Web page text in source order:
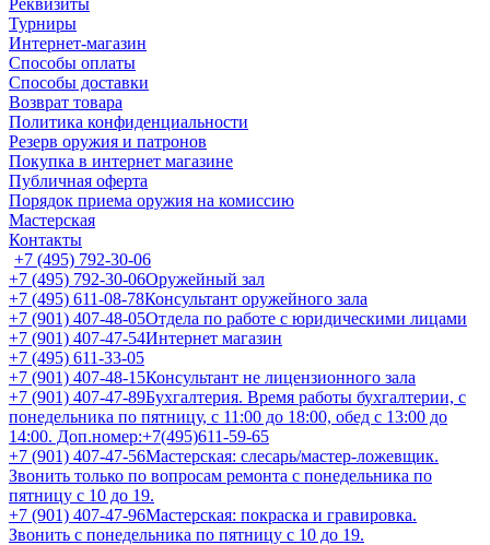
Реквизиты
Турниры
Интернет-магазин
Способы оплаты
Способы доставки
Возврат товара
Политика конфиденциальности
Резерв оружия и патронов
Покупка в интернет магазине
Публичная оферта
Порядок приема оружия на комиссию
Мастерская
Контакты
+7 (495) 792-30-06
+7 (495) 792-30-06Оружейный зал
+7 (495) 611-08-78Консультант оружейного зала
+7 (901) 407-48-05Отдела по работе с юридическими лицами
+7 (901) 407-47-54Интернет магазин
+7 (495) 611-33-05
+7 (901) 407-48-15Консультант не лицензионного зала
+7 (901) 407-47-89Бухгалтерия. Время работы бухгалтерии, с
понедельника по пятницу, с 11:00 до 18:00, обед с 13:00 до
14:00. Доп.номер:+7(495)611-59-65
+7 (901) 407-47-56Мастерская: слесарь/мастер-ложевщик.
Звонить только по вопросам ремонта с понедельника по
пятницу с 10 до 19.
+7 (901) 407-47-96Мастерская: покраска и гравировка.
Звонить с понедельника по пятницу с 10 до 19.